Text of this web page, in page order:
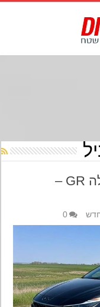
אלנטרה N (לא) פוגשת קורולה GR –
0